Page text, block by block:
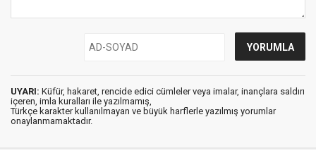
UYARI: Küfür, hakaret, rencide edici cümleler veya imalar, inançlara saldırı
içeren, imla kuralları ile yazılmamış,
Türkçe karakter kullanılmayan ve büyük harflerle yazılmış yorumlar
onaylanmamaktadır.